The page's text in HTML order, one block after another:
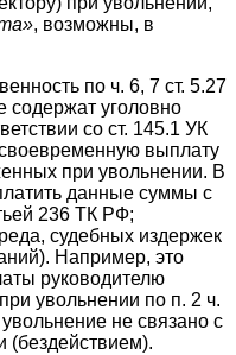
, возможны, в
по ч. 6, 7 ст. 5.27
содержат уголовно
со ст. 145.1 УК
выплату
при увольнении. В
данные суммы с
236 ТК РФ;
судебных издержек
Например, это
руководителю
увольнении по п. 2 ч.
не связано с
(бездействием).